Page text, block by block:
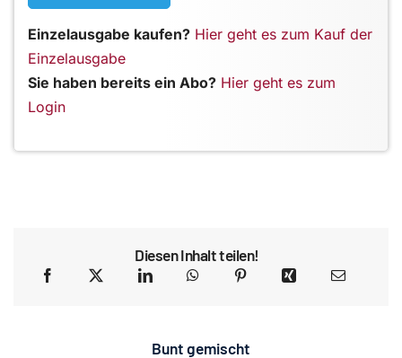
Einzelausgabe kaufen? Hier geht es zum Kauf der
Einzelausgabe
Sie haben bereits ein Abo? Hier geht es zum
Login
Diesen Inhalt teilen!
Bunt gemischt